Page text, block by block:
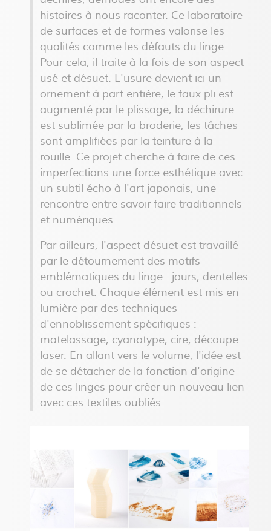
histoires à nous raconter. Ce laboratoire
de surfaces et de formes valorise les
qualités comme les défauts du linge.
Pour cela, il traite à la fois de son aspect
usé et désuet. L'usure devient ici un
ornement à part entière, le faux pli est
augmenté par le plissage, la déchirure
est sublimée par la broderie, les tâches
sont amplifiées par la teinture à la
rouille. Ce projet cherche à faire de ces
imperfections une force esthétique avec
un subtil écho à l'art japonais, une
rencontre entre savoir-faire traditionnels
et numériques.
Par ailleurs, l'aspect désuet est travaillé
par le détournement des motifs
emblématiques du linge : jours, dentelles
ou crochet. Chaque élément est mis en
lumière par des techniques
d'ennoblissement spécifiques :
matelassage, cyanotype, cire, découpe
laser. En allant vers le volume, l'idée est
de se détacher de la fonction d'origine
de ces linges pour créer un nouveau lien
avec ces textiles oubliés.